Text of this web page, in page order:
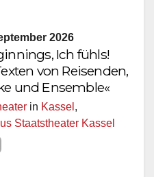
2026
Ich fühls!
von Reisenden,
und Ensemble«
in Kassel ,
Staatstheater Kassel